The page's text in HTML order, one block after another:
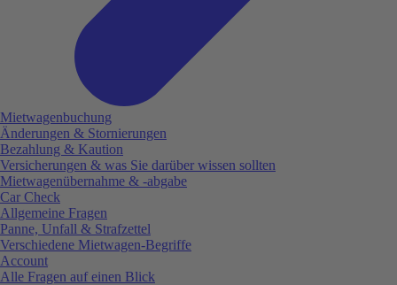
Mietwagenbuchung
Änderungen & Stornierungen
Bezahlung & Kaution
Versicherungen & was Sie darüber wissen sollten
Mietwagenübernahme & -abgabe
Car Check
Allgemeine Fragen
Panne, Unfall & Strafzettel
Verschiedene Mietwagen-Begriffe
Account
Alle Fragen auf einen Blick